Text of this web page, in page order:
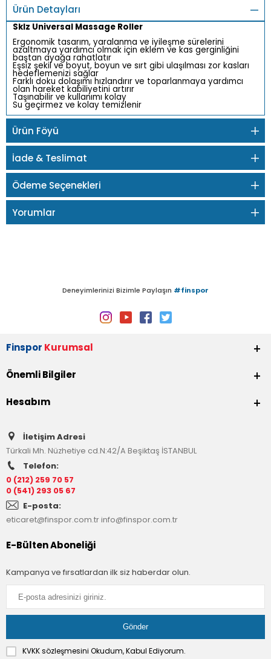
Ürün Detayları
Sklz Universal Massage Roller
Ergonomik tasarım, yaralanma ve iyileşme sürelerini
azaltmaya yardımcı olmak için eklem ve kas gerginliğini
baştan ayağa rahatlatır
Eşsiz şekil ve boyut, boyun ve sırt gibi ulaşılması zor kasları
hedeflemenizi sağlar
Farklı doku dolaşımı hızlandırır ve toparlanmaya yardımcı
olan hareket kabiliyetini artırır
Taşınabilir ve kullanımı kolay
Su geçirmez ve kolay temizlenir
Ürün Föyü
İade & Teslimat
Ödeme Seçenekleri
Yorumlar
Deneyimlerinizi Bizimle Paylaşın #finspor
Finspor Kurumsal
Önemli Bilgiler
Hesabım
İletişim Adresi
Türkali Mh. Nüzhetiye cd.N:42/A Beşiktaş İSTANBUL
Telefon:
0 (212) 259 70 57
0 (541) 293 05 67
E-posta:
eticaret@finspor.com.trinfo@finspor.com.tr
E-Bülten Aboneliği
Kampanya ve fırsatlardan ilk siz haberdar olun.
KVKK sözleşmesini Okudum, Kabul Ediyorum.